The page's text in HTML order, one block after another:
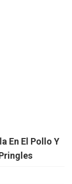
En El Pollo Y